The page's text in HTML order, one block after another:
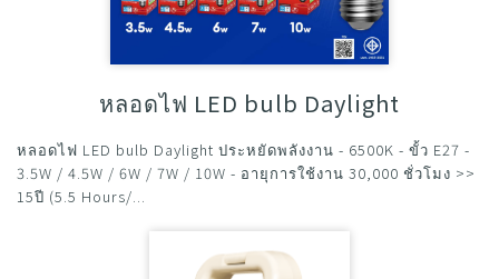
หลอดไฟ LED bulb Daylight
หลอดไฟ LED bulb Daylight ประหยัดพลังงาน - 6500K - ขั้ว E27 -
3.5W / 4.5W / 6W / 7W / 10W - อายุการใช้งาน 30,000 ชั่วโมง >>
15ปี (5.5 Hours/...